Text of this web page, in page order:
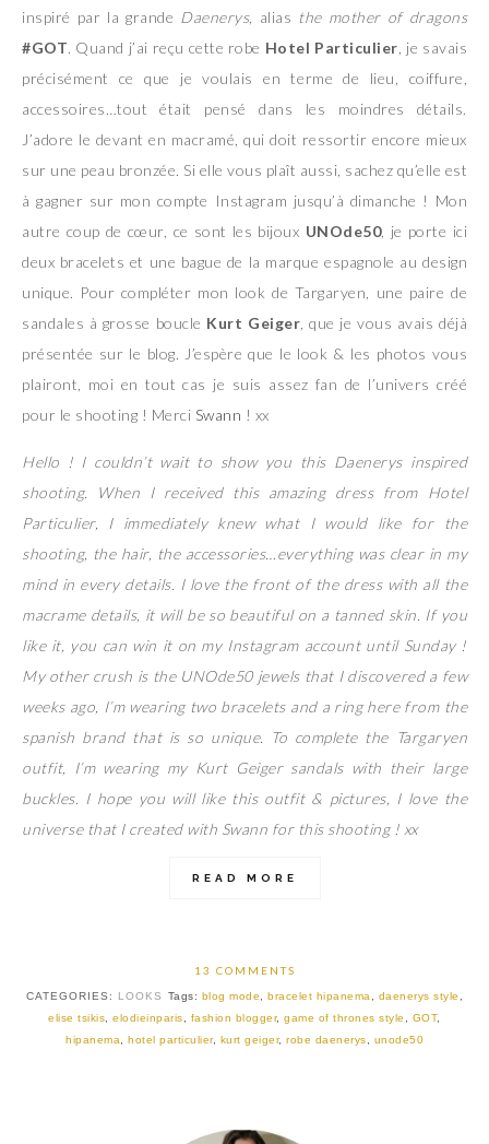
inspiré par la grande Daenerys, alias the mother of dragons
#GOT. Quand j’ai reçu cette robe Hotel Particulier , je savais
précisément ce que je voulais en terme de lieu, coiffure,
accessoires…tout était pensé dans les moindres détails.
J’adore le devant en macramé, qui doit ressortir encore mieux
sur une peau bronzée. Si elle vous plaît aussi, sachez qu’elle est
à gagner sur mon compte Instagram jusqu’à dimanche ! Mon
autre coup de cœur, ce sont les bijoux UNOde50, je porte ici
deux bracelets et une bague de la marque espagnole au design
unique. Pour compléter mon look de Targaryen, une paire de
sandales à grosse boucle Kurt Geiger , que je vous avais déjà
présentée sur le blog. J’espère que le look & les photos vous
plairont, moi en tout cas je suis assez fan de l’univers créé
pour le shooting ! Merci Swann ! xx
Hello ! I couldn’t wait to show you this Daenerys inspired
shooting. When I received this amazing dress from Hotel
Particulier, I immediately knew what I would like for the
shooting, the hair, the accessories…everything was clear in my
mind in every details. I love the front of the dress with all the
macrame details, it will be so beautiful on a tanned skin. If you
like it, you can win it on my Instagram account until Sunday !
My other crush is the UNOde50 jewels that I discovered a few
weeks ago, I’m wearing two bracelets and a ring here from the
spanish brand that is so unique. To complete the Targaryen
outfit, I’m wearing my Kurt Geiger sandals with their large
buckles. I hope you will like this outfit & pictures, I love the
universe that I created with Swann for this shooting ! xx
READ MORE
13 COMMENTS
CATEGORIES: LOOKS Tags: blog mode ,bracelet hipanema daenerys style
elise tsikis ,elodieinparis fashion blogger,game of thrones style GOT,
hipanema
hotel particulier, kurt geiger, robe daenerys unode50